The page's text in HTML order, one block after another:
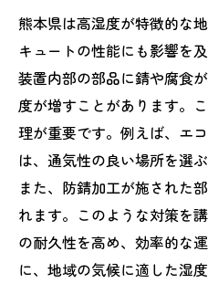
熊本県は高湿度が特徴的な
キュートの性能にも影響を
装置内部の部品に錆や腐食
度が増すことがあります。
理が重要です。例えば、エ
は、通気性の良い場所を選
また、防錆加工が施された
れます。このような対策を
の耐久性を高め、効率的な
に、地域の気候に適した湿